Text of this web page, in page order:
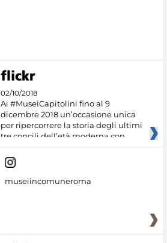
02/10/2018
Ai #MuseiCapitolini fino al 9
dicembre 2018 un’occasione unica
per ripercorrere la storia degli ultimi
tre concili dell’età moderna con
museiincomuneroma